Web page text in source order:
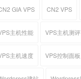
GIA VPS CN2 VPS
主机性能 VPS主机测评
主机速度 VPS控制面板